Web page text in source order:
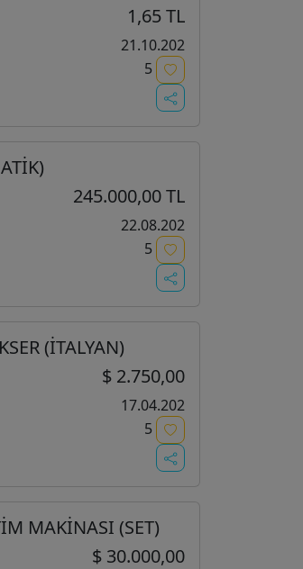
1,65 TL
21.10.202
5
245.000,00 TL
22.08.202
5
(İTALYAN)
$ 2.750,00
17.04.202
5
MAKİNASI (SET)
$ 30.000,00